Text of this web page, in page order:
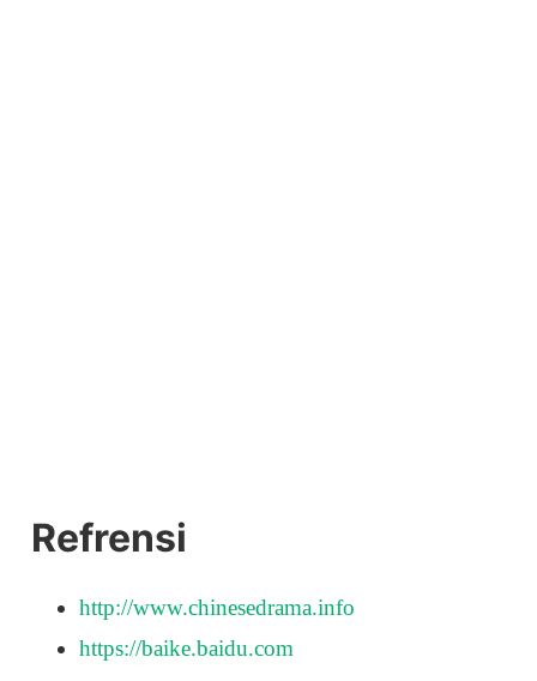
Refrensi
http://www.chinesedrama.info
https://baike.baidu.com